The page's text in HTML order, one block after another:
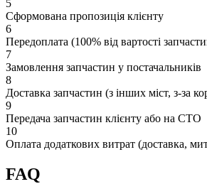
5
Сформована пропозиція клієнту
6
Передоплата (100% від вартості
7
Замовлення запчастин у постачальників
8
Доставка запчастин (з інших міст, з-за
9
Передача запчастин клієнту або на СТО
10
Оплата додаткових витрат (доставка,
FAQ